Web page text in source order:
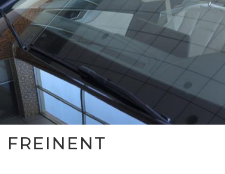
FREINENT